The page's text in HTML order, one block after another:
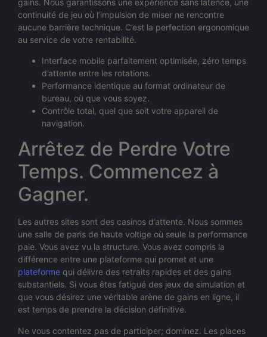
continuité de jeu où l’impulsion de miser ne rencontre
aucune barrière technique. C’est la perfection ergonomique
au service de votre rentabilité.
Interface mobile parfaitement optimisée, zéro temps
d’attente entre les rotations.
Performance identique au format ordinateur de
bureau, où que vous soyez.
Contrôle total, quel que soit votre appareil de
navigation.
Arrêtez de Perdre Votre
Temps. Commencez à
Gagner.
Les autres sites sont des casinos d’attente. Nous sommes
une salle de paris de haute voltige où seule la performance
paie. Vous avez vu la structure. Vous avez compris la
différence entre une plateforme qui promet et une
plateforme qui délivre des retraits rapides et des gains
substantiels. Si vous êtes fatigué des jeux de simulation et
que vous désirez une véritable arène de gains en ligne, il
est temps de prendre la décision définitive.
Ne vous contentez pas de participer; dominez. Les places